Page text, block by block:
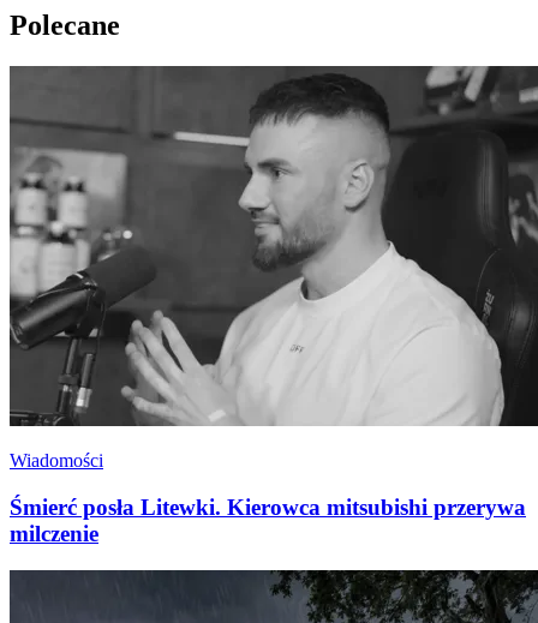
Polecane
Wiadomości
Śmierć posła Litewki. Kierowca mitsubishi przerywa
milczenie